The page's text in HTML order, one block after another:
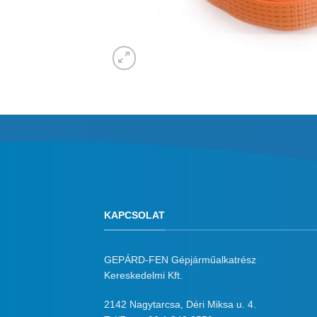
KAPCSOLAT
GEPÁRD-FEN Gépjárműalkatrész
Kereskedelmi Kft.
2142 Nagytarcsa, Déri Miksa u. 4.